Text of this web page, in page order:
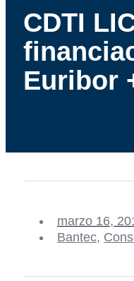
CDTI
Euribor
marzo 16,
Bantec,